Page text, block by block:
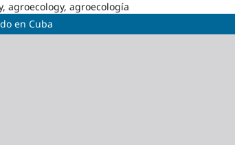
agroecology, agroecología
en Cuba